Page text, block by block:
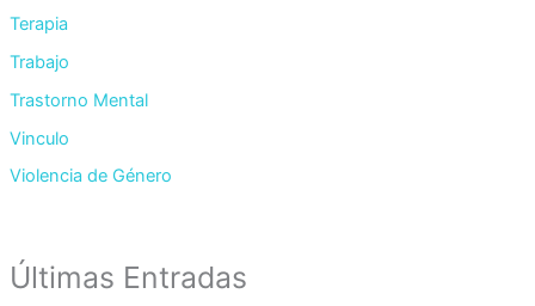
Terapia
Trabajo
Trastorno Mental
Vinculo
Violencia de Género
Últimas Entradas